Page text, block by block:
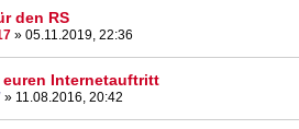
den RS
» 05.11.2019, 22:36
euren Internetauftritt
» 11.08.2016, 20:42